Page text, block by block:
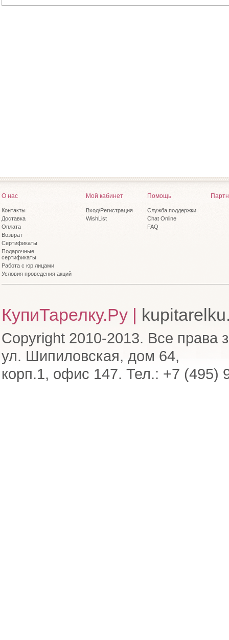
О нас
Контакты
Доставка
Оплата
Возврат
Сертификаты
Подарочные
сертификаты
Работа с юр.лицами
Условия проведения акций
Мой кабинет
Вход/Регистрация
WishList
Помощь
Служба поддержки
Chat Online
FAQ
КупиТарелку.Ру |
Copyright 2010-2013. Все права
ул. Шипиловская, дом 64,
корп.1, офис 147. Тел.: +7 (495)